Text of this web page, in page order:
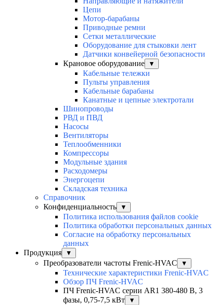
Цепи
Мотор-барабаны
Приводные ремни
Сетки металлические
Оборудование для стыковки лент
Датчики конвейерной безопасности
Крановое оборудование
▼
Кабельные тележки
Пульты управления
Кабельные барабаны
Канатные и цепные электротали
Шинопроводы
РВД и ПВД
Насосы
Вентиляторы
Теплообменники
Компрессоры
Модульные здания
Расходомеры
Энергоцепи
Складская техника
Справочник
Конфиденциальность
▼
Политика использования файлов cookie
Политика обработки персональных данных
Согласие на обработку персональных
данных
Продукция
▼
Преобразователи частоты Frenic-HVAC ▼
Технические характеристики Frenic-HVAC
Обзор ПЧ Frenic-HVAC
ПЧ Frenic-HVAC серии AR1 380-480 В, 3
фазы, 0,75-7,5 кВт
▼